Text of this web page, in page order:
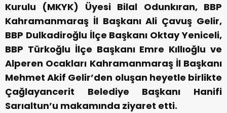
Kurulu (MKYK) Üyesi Bilal Odunkıran, BBP
Kahramanmaraş İl Başkanı Ali Çavuş Gelir,
BBP Dulkadiroğlu İlçe Başkanı Oktay Yeniceli,
BBP Türkoğlu İlçe Başkanı Emre Kıllıoğlu ve
Alperen Ocakları Kahramanmaraş İl Başkanı
Mehmet Akif Gelir’den oluşan heyetle birlikte
Çağlayancerit Belediye Başkanı Hanifi
Sarıaltun’u makamında ziyaret etti.